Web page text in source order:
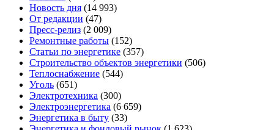
Новость дня (14 993)
От редакции (47)
Пресс-релиз (2 009)
Ремонтные работы (152)
Статьи по энергетике (357)
Строительство объектов энергетики (506)
Теплоснабжение (544)
Уголь (651)
Электротехника (300)
Электроэнергетика (6 659)
Энергетика в быту (33)